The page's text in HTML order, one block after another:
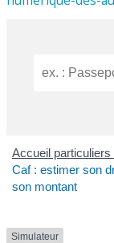
Accueil particuliers
Caf : estimer son
son montant
Simulateur